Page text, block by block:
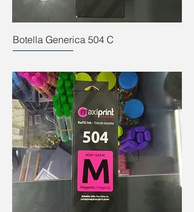
Botella Generica 504 C